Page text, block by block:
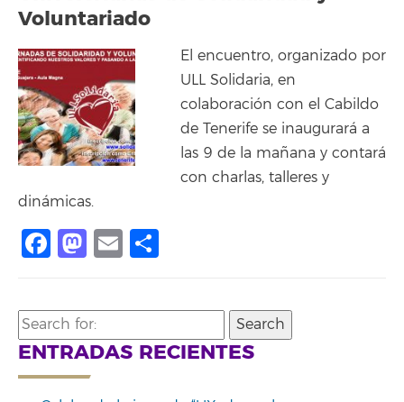
Voluntariado
El encuentro, organizado por
ULL Solidaria, en
colaboración con el Cabildo
de Tenerife se inaugurará a
las 9 de la mañana y contará
con charlas, talleres y
dinámicas.
Facebook
Mastodon
Email
Search
for:
ENTRADAS RECIENTES